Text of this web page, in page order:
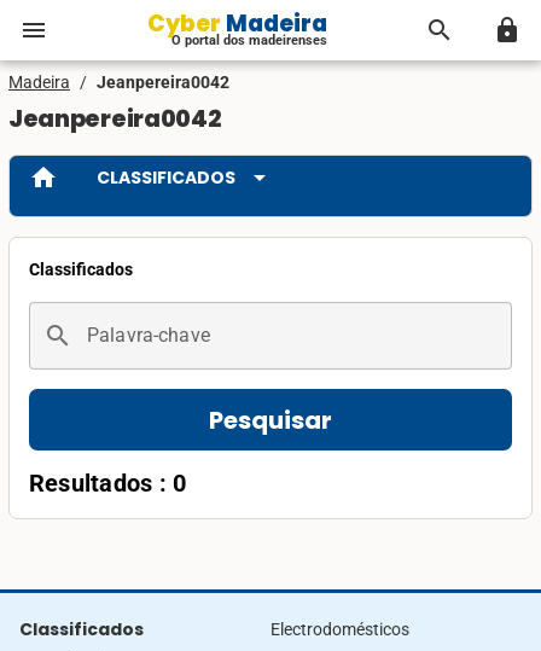
menu Cyber Madeira
O portal dos madeirenses search lock
Madeira / Jeanpereira0042
Jeanpereira0042
home CLASSIFICADOS arrow_drop_down
Classificados
search Palavra-chave
Pesquisar
Resultados : 0
Classificados
Electrodomésticos